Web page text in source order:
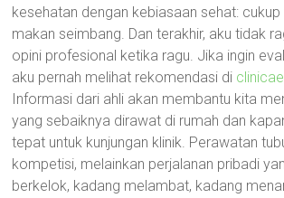
kesehatan dengan kebiasaan sehat: cukup
makan seimbang. Dan terakhir, aku tidak
opini profesional ketika ragu. Jika ingin
aku pernah melihat rekomendasi di
Informasi dari ahli akan membantu kita
yang sebaiknya dirawat di rumah dan
tepat untuk kunjungan klinik. Perawatan
kompetisi, melainkan perjalanan pribadi
berkelok, kadang melambat, kadang